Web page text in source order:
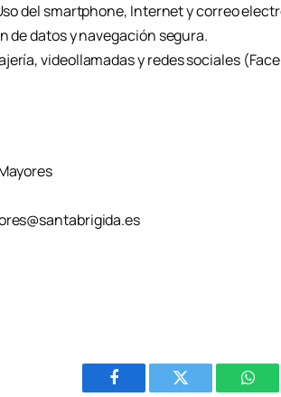
del smartphone, Internet y correo
de datos y navegación segura.
videollamadas y redes sociales
Facebook Twitter